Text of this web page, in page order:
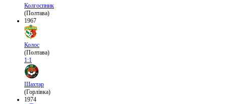
Колгоспник
(Полтава)
1967
Колос
(Полтава)
1:1
Шахтар
(Горлівка)
1974